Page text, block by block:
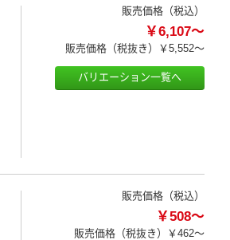
販売価格（税込）
￥6,107～
販売価格（税抜き） ￥5,552～
バリエーション一覧へ
販売価格（税込）
￥508～
販売価格（税抜き） ￥462～